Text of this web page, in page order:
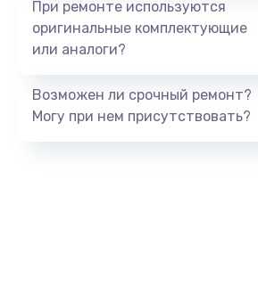
При ремонте используются
оригинальные комплектующие
или аналоги?
Возможен ли срочный ремонт?
Могу при нем присутствовать?